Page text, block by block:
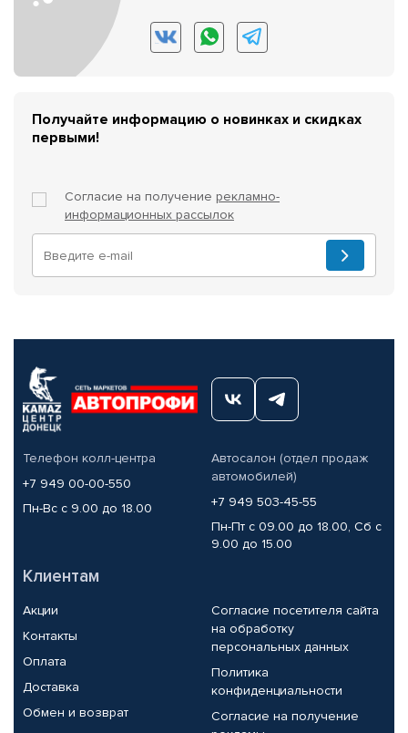
Получайте информацию о новинках и скидках
первыми!
Согласие на получение рекламно-
информационных рассылок
Телефон колл-центра
+7 949 00-00-550
Пн-Вс с 9.00 до 18.00
Автосалон (отдел продаж
автомобилей)
+7 949 503-45-55
Пн-Пт с 09.00 до 18.00, Сб с
9.00 до 15.00
Клиентам
Акции
Контакты
Оплата
Доставка
Обмен и возврат
Согласие посетителя сайта
на обработку
персональных данных
Политика
конфиденциальности
Согласие на получение